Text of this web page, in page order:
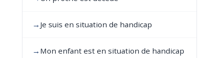
→ Je suis en situation de handicap
→ Mon enfant est en situation de handicap